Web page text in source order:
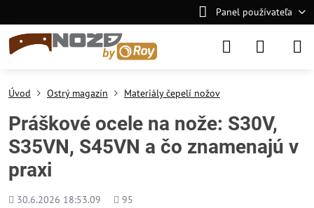
Panel používateľa
Úvod Ostrý magazín Materiály čepelí nožov
Práškové ocele na nože: S30V,
S35VN, S45VN a čo znamenajú v
praxi
Pridané
30.6.2026 18:53.09
Počet
95